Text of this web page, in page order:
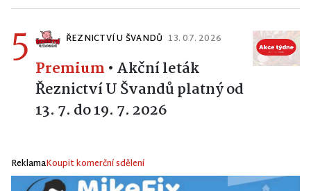
5 ŘEZNICTVÍ U ŠVANDŮ 13. 07. 2026
Premium • Akční leták
Řeznictví U Švandů platný od
13. 7. do 19. 7. 2026
ReklamaKoupit komerční sdělení